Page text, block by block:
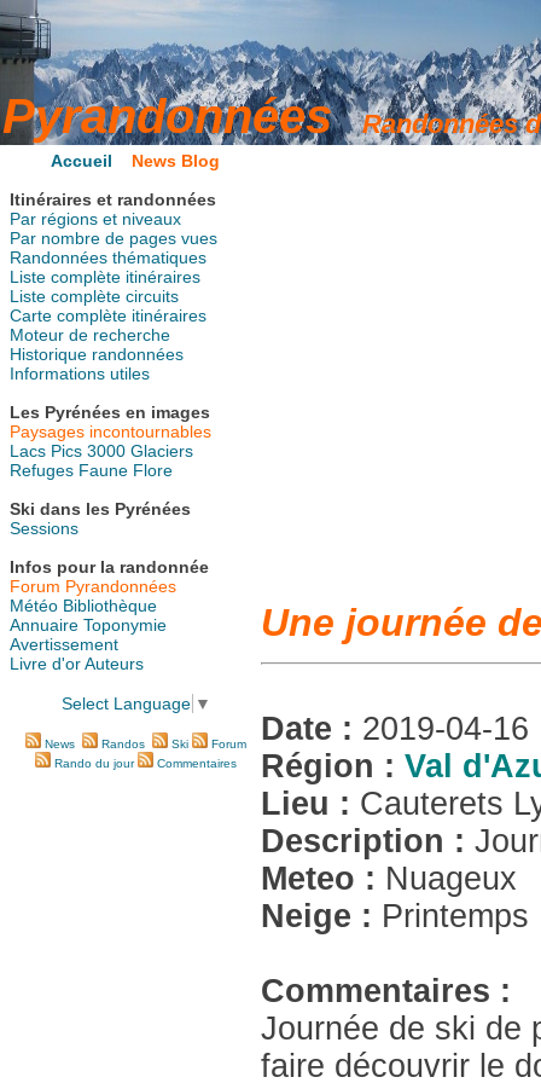
Accueil
News Blog
Itinéraires et randonnées
Par régions et niveaux
Par nombre de pages vues
Randonnées thématiques
Liste complète itinéraires
Liste complète circuits
Carte complète itinéraires
Moteur de recherche
Historique randonnées
Informations utiles
Les Pyrénées en images
Paysages incontournables
Lacs Pics 3000 Glaciers
Refuges Faune Flore
Ski dans les Pyrénées
Sessions
Infos pour la randonnée
Forum Pyrandonnées
Météo Bibliothèque
Annuaire Toponymie
Avertissement
Livre d'orAuteurs
Select Language ▼
News Randos Ski
Forum
Rando du jour
Commentaires
Une journée
Date : 2019-04-16
Région : Val
Lieu : Cauterets
Description :
Meteo : Nuageux
Neige : Printemps
Commentaires :
Journée de ski de
faire découvrir le